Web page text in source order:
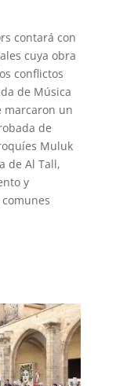
contará con
cuya obra
conflictos
de Música
marcaron un
de
Muluk
de Al Tall,
y